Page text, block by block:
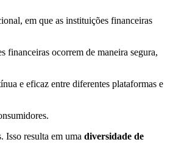
em que as instituições financeiras
financeiras ocorrem de maneira segura,
e eficaz entre diferentes plataformas e
Isso resulta em uma diversidade de